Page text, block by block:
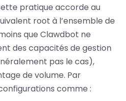
pratique accorde au
root à l’ensemble de
que Clawdbot ne
des capacités de gestion
pas le cas),
de volume. Par
comme :